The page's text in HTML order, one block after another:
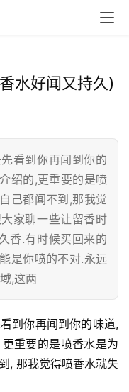
水好闻又持久)
看到你再闻到你的
绍的,更重要的是喷
己都闻不到,那我觉
家聊一些让留香时
香.有时候买回来的
是你喷的不对.永远
,这两
到你再闻到你的味道,
重要的是喷香水是为
, 那我觉得喷香水就失